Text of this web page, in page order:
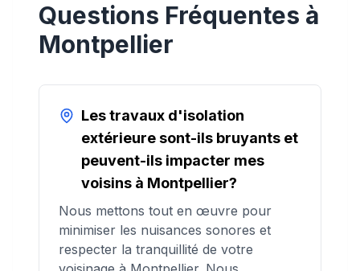
Questions Fréquentes à
Montpellier
Les travaux d'isolation
extérieure sont-ils bruyants et
peuvent-ils impacter mes
voisins à Montpellier?
Nous mettons tout en œuvre pour
minimiser les nuisances sonores et
respecter la tranquillité de votre